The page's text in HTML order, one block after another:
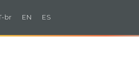
br EN ES